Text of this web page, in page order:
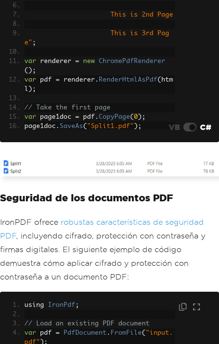
                      This is 2nd Page
e" ;
var renderer = new
ChromePdfRenderer
();
var pdf = renderer . RenderHtmlAsPdf( htm
l );
// Take the first page
var page1doc = pdf . CopyPage( 0 );
page1doc . SaveAs( "Split1.pdf" );
"Split2.pdf"
VB C#
Seguridad de los documentos PDF
IronPDF ofrece robustas características de seguridad
PDF, incluyendo cifrado, protección con contraseña y
firmas digitales. El siguiente ejemplo de código
demuestra cómo aplicar cifrado y protección con
contraseña a un documento PDF:
using IronPdf ;
// Load an existing PDF document
var pdf = PdfDocument . FromFile( "input.
pdf" );